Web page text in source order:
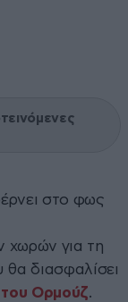
στο φως
χωρών για τη
διασφαλίσει
Ορμούζ.